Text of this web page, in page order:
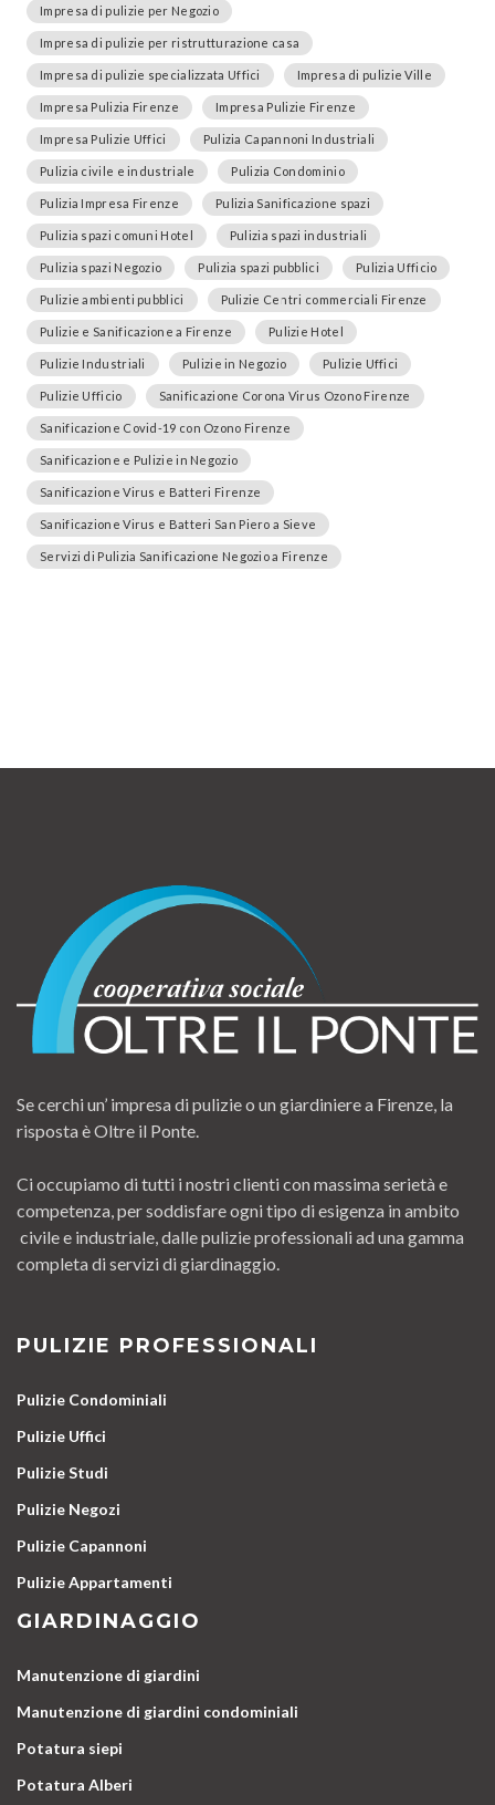
Impresa di pulizie per Negozio
Impresa di pulizie per ristrutturazione casa
Impresa di pulizie specializzata Uffici Impresa di pulizie Ville
Impresa Pulizia Firenze Impresa Pulizie Firenze
Impresa Pulizie Uffici Pulizia Capannoni Industriali
Pulizia civile e industriale Pulizia Condominio
Pulizia Impresa Firenze Pulizia Sanificazione spazi
Pulizia spazi comuni Hotel Pulizia spazi industriali
Pulizia spazi Negozio Pulizia spazi pubblici Pulizia Ufficio
Pulizie ambienti pubblici Pulizie Centri commerciali Firenze
Pulizie e Sanificazione a Firenze Pulizie Hotel
Pulizie Industriali Pulizie in Negozio Pulizie Uffici
Pulizie Ufficio Sanificazione Corona Virus Ozono Firenze
Sanificazione Covid-19 con Ozono Firenze
Sanificazione e Pulizie in Negozio
Sanificazione Virus e Batteri Firenze
Sanificazione Virus e Batteri San Piero a Sieve
Servizi di Pulizia Sanificazione Negozio a Firenze
Se cerchi un’ impresa di pulizie o un giardiniere a Firenze, la
risposta è Oltre il Ponte.
Ci occupiamo di tutti i nostri clienti con massima serietà e
competenza, per soddisfare ogni tipo di esigenza in ambito
civile e industriale, dalle pulizie professionali ad una gamma
completa di servizi di giardinaggio.
PULIZIE PROFESSIONALI
Pulizie Condominiali
Pulizie Uffici
Pulizie Studi
Pulizie Negozi
Pulizie Capannoni
Pulizie Appartamenti
GIARDINAGGIO
Manutenzione di giardini
Manutenzione di giardini condominiali
Potatura siepi
Potatura Alberi